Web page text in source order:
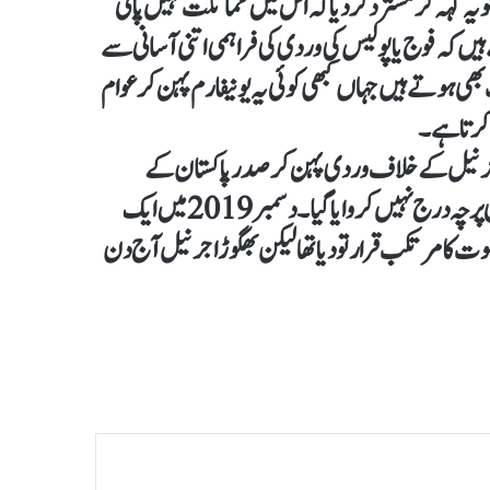
کہ فوج یا پولیس کی وردی کی فراہمی اتنی آسانی سے
ہوتے ہیں جہاں کبھی کوئی یہ یونیفارم پہن کر عوام
ہے۔
کے خلاف وردی پہن کر صدر پاکستان کے
سویلین عہدے پر قابض ہونے کے جرم کا ارتکاب کرنے پر کوئی پرچہ درج نہیں کروایا گیا۔ دسمبر 2019 میں ایک
مرتکب قرارتو دیا تھا لیکن بھگوڑا جرنیل آج دن